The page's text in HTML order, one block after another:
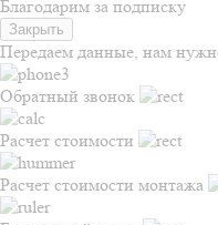
Благодарим за подписку
Закрыть
Передаем данные, нам
Обратный звонок
Расчет стоимости
Расчет стоимости монтажа